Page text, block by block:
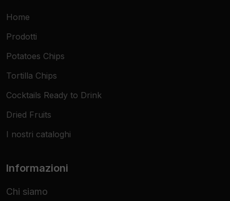
Home
Prodotti
Potatoes Chips
Tortilla Chips
Cocktails Ready to Drink
Dried Fruits
I nostri cataloghi
Informazioni
Chi siamo